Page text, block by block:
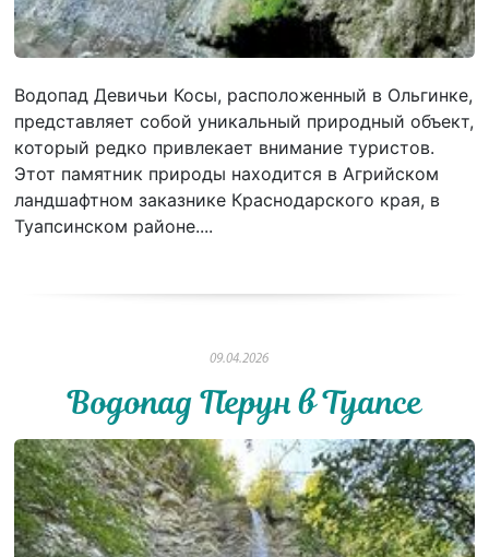
Водопад Девичьи Косы, расположенный в Ольгинке,
представляет собой уникальный природный объект,
который редко привлекает внимание туристов.
Этот памятник природы находится в Агрийском
ландшафтном заказнике Краснодарского края, в
Туапсинском районе....
09.04.2026
Водопад Перун в Туапсе